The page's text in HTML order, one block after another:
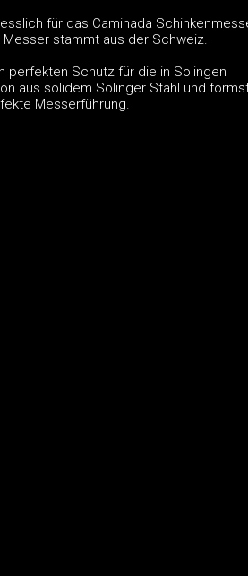
für das Caminada
stammt aus der Schweiz.
perfekten Schutz für die in Solingen
aus solidem Solinger Stahl und
Messerführung.